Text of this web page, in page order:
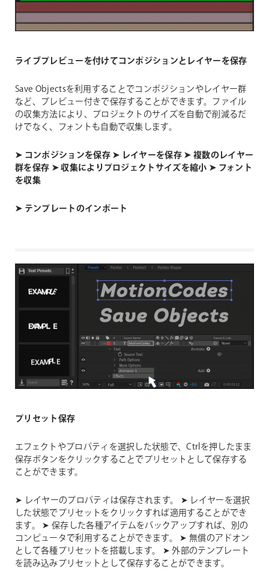
ライブプレビューを付けてコンポジションとレイヤーを保存
Save Objectsを利用することでコンポジションやレイヤー群
など、プレビュー付きで保存することができます。ファイル
の収集方法により、プロジェクトのサイズを自動で削減るだ
けでなく、フォントも自動で収集します。
➤ コンポジションを保存 ➤ レイヤーを保存 ➤ 複数のレイヤー
群を保存 ➤ 収集によりプロジェクトサイズを縮小 ➤ フォント
を収集
➤ テンプレートのインポート
プリセット保存
エフェクトやプロパティを選択した状態で、Ctrlを押したまま
保存ボタンをクリックすることでプリセットとして保存する
ことができます。
➤ レイヤーのプロパティは保存されます。
➤ レイヤーを選択
した状態でプリセットをクリックすれば適用することができ
ます。
➤ 保存した各種アイテムをバックアップすれば、別の
コンピュータで利用することができます。
➤ 無償のアドオン
として各種プリセットを搭載します。
➤ 外部のテンプレート
を読み込みプリセットとして保存することができます。